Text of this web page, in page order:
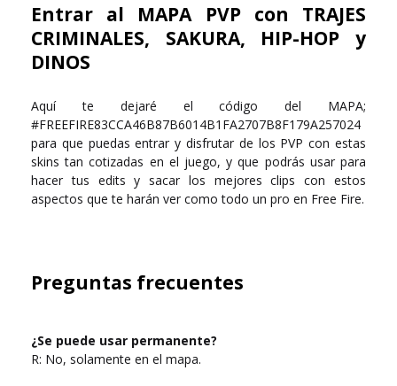
Entrar al MAPA PVP con TRAJES
CRIMINALES, SAKURA, HIP-HOP y
DINOS
Aquí te dejaré el código del MAPA;
#FREEFIRE83CCA46B87B6014B1FA2707B8F179A257024
para que puedas entrar y disfrutar de los PVP con estas
skins tan cotizadas en el juego, y que podrás usar para
hacer tus edits y sacar los mejores clips con estos
aspectos que te harán ver como todo un pro en Free Fire.
Preguntas frecuentes
¿Se puede usar permanente?
R: No, solamente en el mapa.